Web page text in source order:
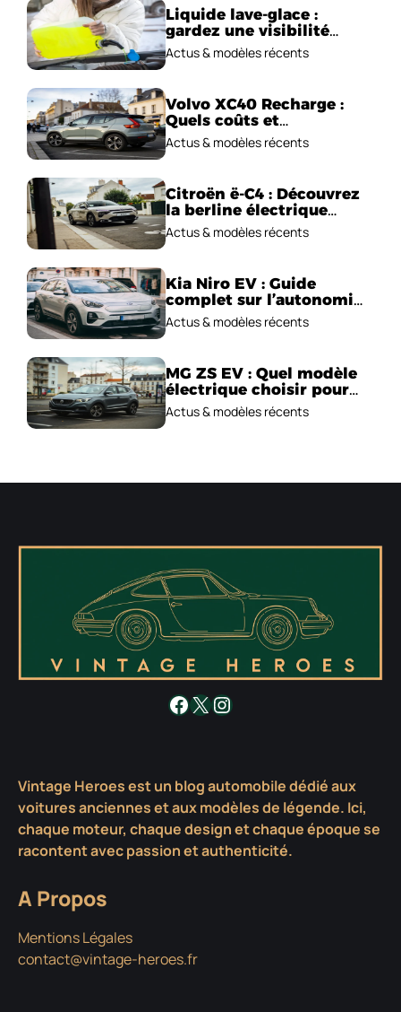
Liquide lave-glace :
gardez une visibilité
parfaite en voiture
Actus & modèles récents
Volvo XC40 Recharge :
Quels coûts et
performances
électriques ?
Actus & modèles récents
Citroën ë-C4 : Découvrez
la berline électrique
emblématique!
Actus & modèles récents
Kia Niro EV : Guide
complet sur l’autonomie
et le prix !
Actus & modèles récents
MG ZS EV : Quel modèle
électrique choisir pour
2026 ?
Actus & modèles récents
Facebook
X Instagram
Vintage Heroes est un blog automobile dédié aux
voitures anciennes et aux modèles de légende. Ici,
chaque moteur, chaque design et chaque époque se
racontent avec passion et authenticité.
A Propos
Mentions Légales
contact@vintage-heroes.fr